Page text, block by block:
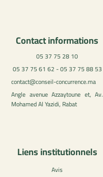
Contact informations
05 37 75 28 10
05 37 75 61 62 - 05 37 75 88 53
contact@conseil-concurrence.ma
Angle avenue Azzaytoune et, Av.
Mohamed Al Yazidi, Rabat
Liens institutionnels
Avis